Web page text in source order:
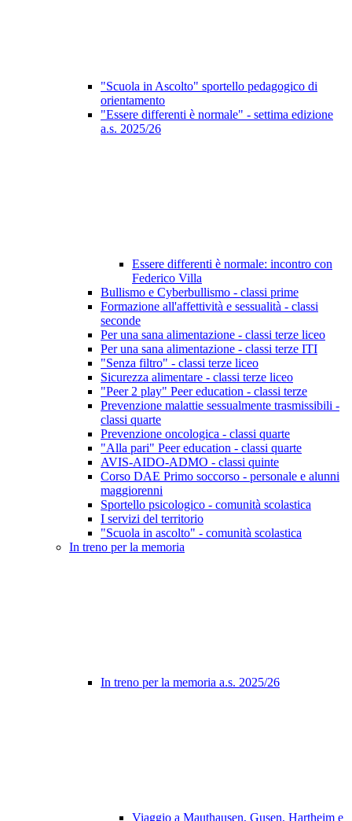
"Scuola in Ascolto" sportello pedagogico di
orientamento
"Essere differenti è normale" - settima edizione
a.s. 2025/26
Essere differenti è normale: incontro con
Federico Villa
Bullismo e Cyberbullismo - classi prime
Formazione all'affettività e sessualità - classi
seconde
Per una sana alimentazione - classi terze liceo
Per una sana alimentazione - classi terze ITI
"Senza filtro" - classi terze liceo
Sicurezza alimentare - classi terze liceo
"Peer 2 play" Peer education - classi terze
Prevenzione malattie sessualmente trasmissibili -
classi quarte
Prevenzione oncologica - classi quarte
"Alla pari" Peer education - classi quarte
AVIS-AIDO-ADMO - classi quinte
Corso DAE Primo soccorso - personale e alunni
maggiorenni
Sportello psicologico - comunità scolastica
I servizi del territorio
"Scuola in ascolto" - comunità scolastica
In treno per la memoria
In treno per la memoria a.s. 2025/26
Viaggio a Mauthausen, Gusen, Hartheim e